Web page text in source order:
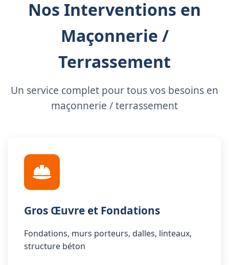
Nos Interventions en
Maçonnerie /
Terrassement
Un service complet pour tous vos besoins en
maçonnerie / terrassement
Gros Œuvre et Fondations
Fondations, murs porteurs, dalles, linteaux,
structure béton